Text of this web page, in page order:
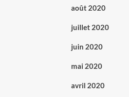
août 2020
juillet 2020
juin 2020
mai 2020
avril 2020